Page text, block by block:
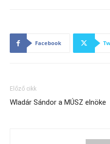
Facebook
Előző cikk
Wladár Sándor a MÚSZ elnöke